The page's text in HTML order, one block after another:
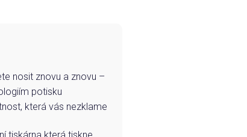
nosit znovu a znovu –
potisku
která vás nezklame